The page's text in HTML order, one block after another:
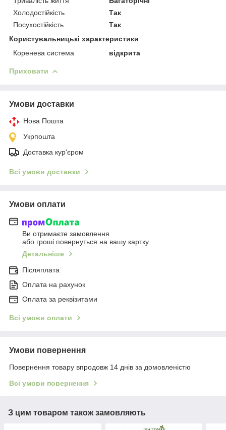
Холодостійкість
Так
Посухостійкість
Так
Користувальницькі характеристики
Коренева система
відкрита
Приховати
Умови доставки
Нова Пошта
Укрпошта
Доставка кур'єром
Всі умови доставки
Умови оплати
Ви отримаєте замовлення
або гроші повернуться на вашу картку
Детальніше
Післяплата
Оплата на рахунок
Оплата за реквізитами
Всі умови оплати
Умови повернення
Повернення товару впродовж 14 днів за домовленістю
Всі умови повернення
З цим товаром також замовляють